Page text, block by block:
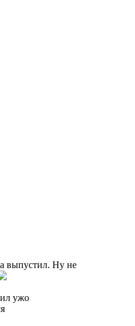
выпустил. Ну не
ужо